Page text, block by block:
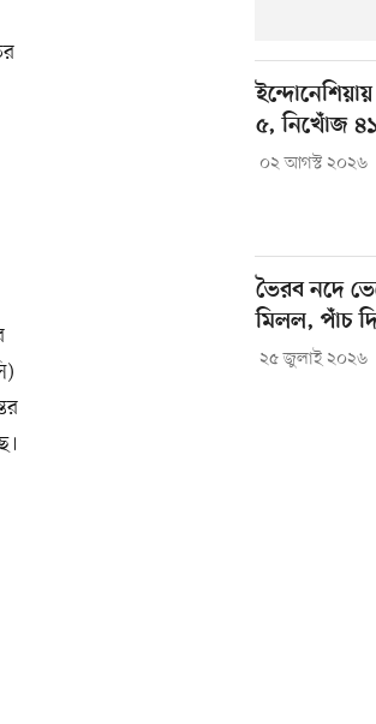
৫, নিখোঁজ ৪১
০২ আগস্ট ২০২৬
ভৈরব নদে
মিলল, পাঁচ
২৫ জুলাই ২০২৬